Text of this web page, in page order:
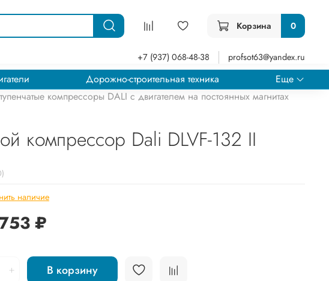
Корзина 0
+7 (937) 068-48-38 profsot63@yandex.ru
Дорожно-строительная техника
Еще
компрессоры DALI с двигателем на постоянных магнитах
наличие
компрессор Dali DLVF-132 II
₽
В корзину